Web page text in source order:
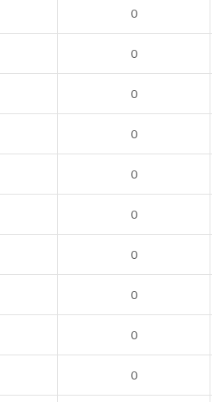
0
0
0
0
0
0
0
0
0
0